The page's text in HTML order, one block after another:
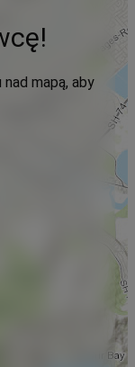
mapą, aby